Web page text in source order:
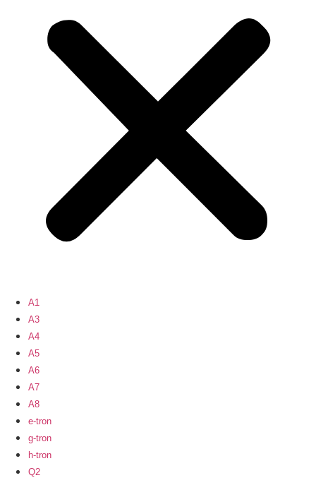
A1
A3
A4
A5
A6
A7
A8
e-tron
g-tron
h-tron
Q2